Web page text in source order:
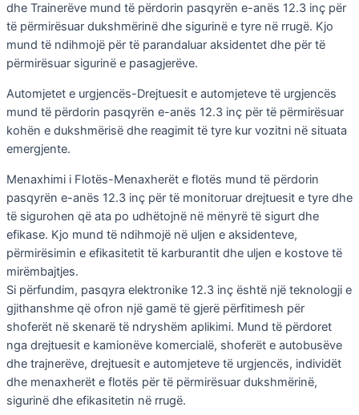
dhe Trainerëve mund të përdorin pasqyrën e-anës 12.3 inç për
të përmirësuar dukshmërinë dhe sigurinë e tyre në rrugë. Kjo
mund të ndihmojë për të parandaluar aksidentet dhe për të
përmirësuar sigurinë e pasagjerëve.
Automjetet e urgjencës-Drejtuesit e automjeteve të urgjencës
mund të përdorin pasqyrën e-anës 12.3 inç për të përmirësuar
kohën e dukshmërisë dhe reagimit të tyre kur vozitni në situata
emergjente.
Menaxhimi i Flotës-Menaxherët e flotës mund të përdorin
pasqyrën e-anës 12.3 inç për të monitoruar drejtuesit e tyre dhe
të sigurohen që ata po udhëtojnë në mënyrë të sigurt dhe
efikase. Kjo mund të ndihmojë në uljen e aksidenteve,
përmirësimin e efikasitetit të karburantit dhe uljen e kostove të
mirëmbajtjes.
Si përfundim, pasqyra elektronike 12.3 inç është një teknologji e
gjithanshme që ofron një gamë të gjerë përfitimesh për
shoferët në skenarë të ndryshëm aplikimi. Mund të përdoret
nga drejtuesit e kamionëve komercialë, shoferët e autobusëve
dhe trajnerëve, drejtuesit e automjeteve të urgjencës, individët
dhe menaxherët e flotës për të përmirësuar dukshmërinë,
sigurinë dhe efikasitetin në rrugë.